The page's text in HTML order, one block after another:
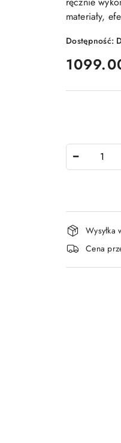
materiały,
Dostępność:
cena:
i
dostawa
Wysyłka
Cena